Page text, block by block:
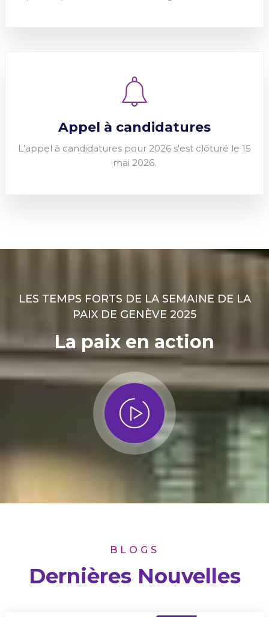
Appel à candidatures
L'appel à candidatures pour 2026 s'est clôturé le 15
mai 2026.
LES TEMPS FORTS DE LA SEMAINE DE LA
PAIX DE GENÈVE 2025
La paix en action
BLOGS
Dernières Nouvelles